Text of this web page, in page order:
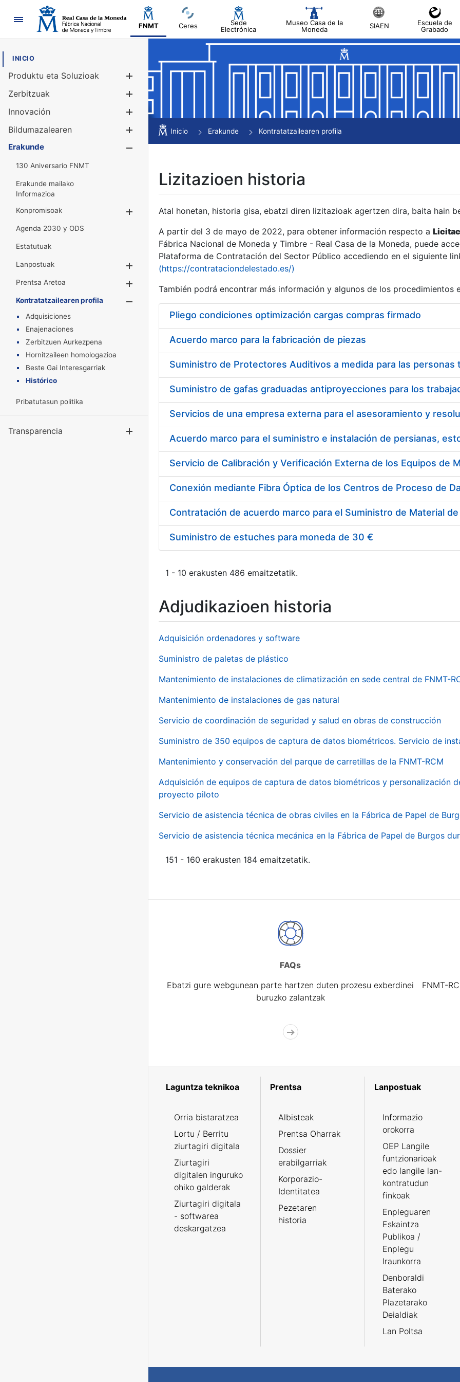
Nabigazioa
FNMT Ceres
Sede
Electrónica
Museo Casa de la
Moneda
SIAEN
Escuela de
Grabado
INICIO
Produktu eta Soluzioak
Erakutsi/Ezkutatu
Zerbitzuak
Innovación
Bildumazalearen
Erakutsi/Ezkutatu
Erakunde
130 Aniversario FNMT
Erakunde mailako
Informazioa
Konpromisoak
Erakutsi/Ezkutatu
Agenda 2030 y ODS
Estatutuak
Lanpostuak
Erakutsi/Ezkutatu
Prentsa Aretoa
Erakutsi/Ezkutatu
Kontratatzailearen profila
Erakutsi/Ezkutatu
Adquisiciones
Enajenaciones
Zerbitzuen Aurkezpena
Hornitzaileen homologazioa
Beste Gai Interesgarriak
Histórico
Pribatutasun politika
Transparencia Erakutsi/Ezkutatu
Inicio Erakunde Kontratatzailearen profila
Lizitazioen historia
Atal honetan, historia gisa, ebatzi diren lizitazioak agertzen dira, baita hain
A partir del 3 de mayo de 2022, para obtener información respecto a
Fábrica Nacional de Moneda y Timbre - Real Casa de la Moneda, puede
Plataforma de Contratación del Sector Público accediendo en el siguiente
(https://contrataciondelestado.es/)
También podrá encontrar más información y algunos de los procedimientos
Pliego condiciones optimización cargas compras firmado
Acuerdo marco para la fabricación de piezas
Acuerdo marco para el suministro e instalación de persianas,
Suministro de estuches para moneda de 30 €
1 - 10 erakusten 486 emaitzetatik.
Adjudikazioen historia
Adquisición ordenadores y software
Suministro de paletas de plástico
Mantenimiento de instalaciones de climatización en sede central de FNMT-
Mantenimiento de instalaciones de gas natural
Servicio de coordinación de seguridad y salud en obras de construcción
Suministro de 350 equipos de captura de datos biométricos. Servicio de
Mantenimiento y conservación del parque de carretillas de la FNMT-RCM
Adquisición de equipos de captura de datos biométricos y personalización
proyecto piloto
Servicio de asistencia técnica de obras civiles en la Fábrica de Papel de
Servicio de asistencia técnica mecánica en la Fábrica de Papel de Burgos
151 - 160 erakusten 184 emaitzetatik.
FAQs
Ebatzi gure webgunean parte hartzen duten prozesu exberdinei
buruzko zalantzak
FNMT-
Laguntza teknikoa
Orria bistaratzea
Lortu / Berritu
ziurtagiri digitala
Ziurtagiri
digitalen inguruko
ohiko galderak
Ziurtagiri digitala
- softwarea
deskargatzea
Prentsa
Albisteak
Prentsa Oharrak
Dossier
erabilgarriak
Korporazio-
Identitatea
Pezetaren
historia
Lanpostuak
Informazio
orokorra
OEP Langile
funtzionarioak
edo langile lan-
kontratudun
finkoak
Enpleguaren
Eskaintza
Publikoa /
Enplegu
Iraunkorra
Denboraldi
Baterako
Plazetarako
Deialdiak
Lan Poltsa